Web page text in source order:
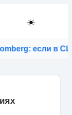
☀️
если в США